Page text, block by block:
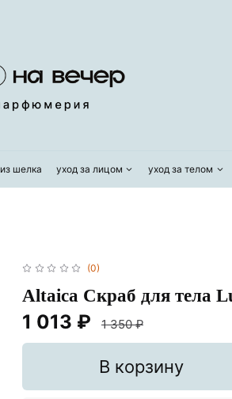
из шелка уход за лицом уход за телом
(0)
Altaica Скраб для тела
1 013 ₽ 1 350 ₽
В корзину